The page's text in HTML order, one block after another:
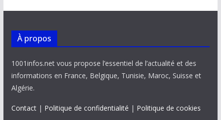
À propos
1001infos.net vous propose l’essentiel de l’actualité et des
informations en France, Belgique, Tunisie, Maroc, Suisse et
Algérie.
Contact| Politique de confidentialité | Politique de cookies